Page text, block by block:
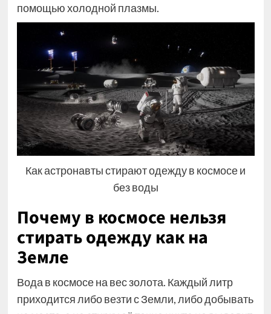
помощью холодной плазмы.
Как астронавты стирают одежду в космосе и
без воды
Почему в космосе нельзя
стирать одежду как на
Земле
Вода в космосе на вес золота. Каждый литр
приходится либо везти с Земли, либо добывать